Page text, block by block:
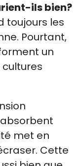
ils bien?
toujours les
Pourtant,
un
met en
Cette